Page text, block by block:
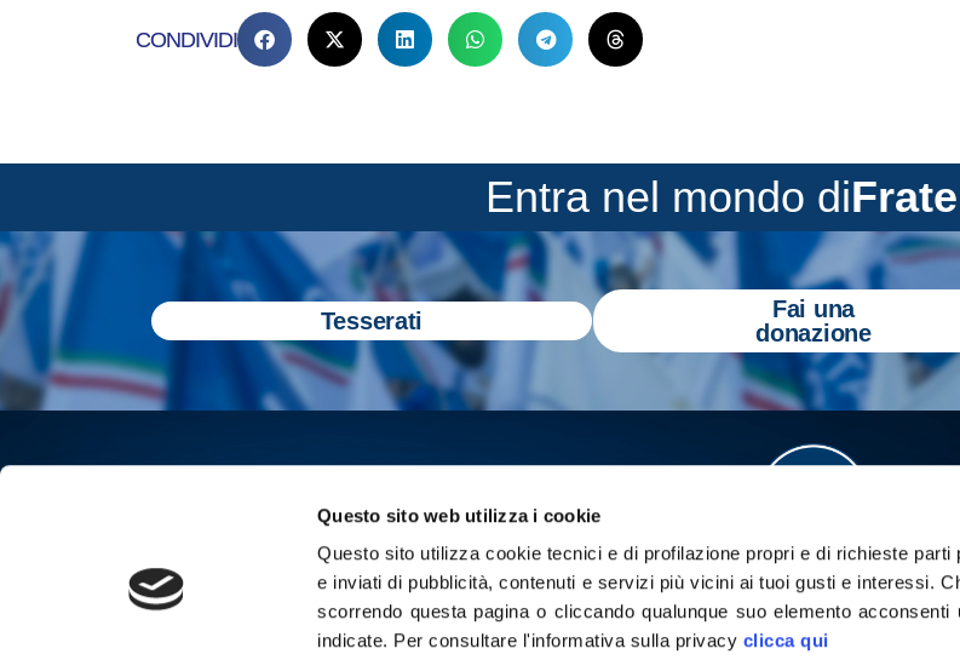
Questo sito web utilizza i cookie
Questo sito utilizza cookie tecnici e di profilazione propri e di richieste parti
e inviati di pubblicità, contenuti e servizi più vicini ai tuoi gusti e interessi.
scorrendo questa pagina o cliccando qualunque suo elemento
indicate. Per consultare l'informativa sulla privacy clicca qui
CONDIVIDI
Entra nel mondo di
Tesserati
Fai una
donazione